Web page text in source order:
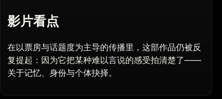
影片看点
在以票房与话题度为主导的传播里，这部作品仍被反
复提起：因为它把某种难以言说的感受拍清楚了——
关于记忆、身份与个体抉择。